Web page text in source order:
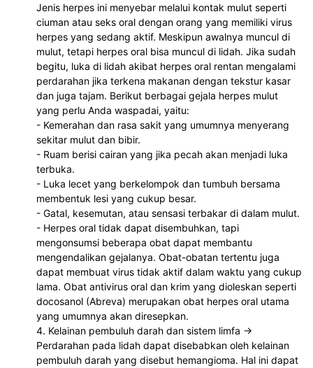
Jenis herpes ini menyebar melalui kontak mulut seperti
ciuman atau seks oral dengan orang yang memiliki virus
herpes yang sedang aktif. Meskipun awalnya muncul di
mulut, tetapi herpes oral bisa muncul di lidah. Jika sudah
begitu, luka di lidah akibat herpes oral rentan mengalami
perdarahan jika terkena makanan dengan tekstur kasar
dan juga tajam. Berikut berbagai gejala herpes mulut
yang perlu Anda waspadai, yaitu:
- Kemerahan dan rasa sakit yang umumnya menyerang
sekitar mulut dan bibir.
- Ruam berisi cairan yang jika pecah akan menjadi luka
terbuka.
- Luka lecet yang berkelompok dan tumbuh bersama
membentuk lesi yang cukup besar.
- Gatal, kesemutan, atau sensasi terbakar di dalam mulut.
- Herpes oral tidak dapat disembuhkan, tapi
mengonsumsi beberapa obat dapat membantu
mengendalikan gejalanya. Obat-obatan tertentu juga
dapat membuat virus tidak aktif dalam waktu yang cukup
lama. Obat antivirus oral dan krim yang dioleskan seperti
docosanol (Abreva) merupakan obat herpes oral utama
yang umumnya akan diresepkan.
4. Kelainan pembuluh darah dan sistem limfa ->
Perdarahan pada lidah dapat disebabkan oleh kelainan
pembuluh darah yang disebut hemangioma. Hal ini dapat